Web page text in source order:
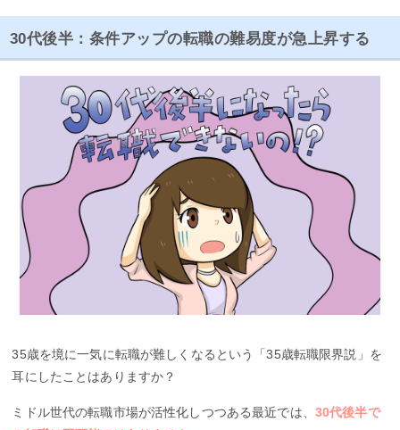
30代後半：条件アップの転職の難易度が急上昇する
35歳を境に一気に転職が難しくなるという「35歳転職限界説」を
耳にしたことはありますか？
ミドル世代の転職市場が活性化しつつある最近では、 30代後半で